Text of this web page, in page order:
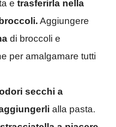
e trasferirla nella
Aggiungere
di broccoli e
per amalgamare tutti
secchi a
alla pasta.